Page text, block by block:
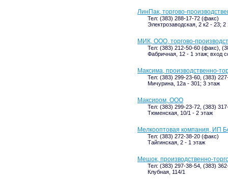
ЛинПак, торгово-
Тел: (383) 288-17-72 (факс)
Электрозаводская, 2 к2 - 23; 2
МИК, ООО, торгово-
Тел: (383) 212-50-60 (факс),
Фабричная, 12 - 1 этаж; вход
Максима, производственно-
Тел: (383) 299-23-60, (383)
Мичурина, 12а - 301; 3 этаж
Максиром, ООО
Тел: (383) 299-23-72, (383)
Тюменская, 10/1 - 2 этаж
Мелкооптовая компания, ИП
Тел: (383) 272-38-20 (факс)
Тайгинская, 2 - 1 этаж
Мешок, производственно-
Тел: (383) 297-38-54, (383)
Клубная, 114/1